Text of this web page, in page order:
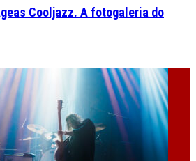
Cooljazz. A fotogaleria do